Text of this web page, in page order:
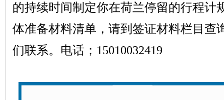
的持续时间制定你在荷兰停留的行程计
体准备材料清单，请到签证材料栏目查
们联系。 电话； 15010032419